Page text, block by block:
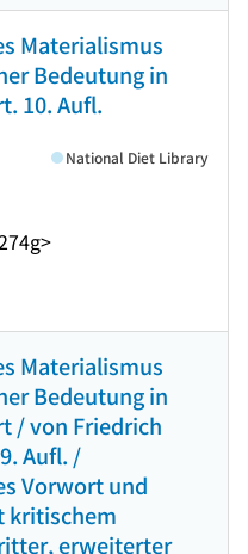
Materialismus
Bedeutung in
10. Aufl.
National Diet Library
Materialismus
Bedeutung in
/ von Friedrich
Aufl. /
Vorwort und
kritischem
erweiterter